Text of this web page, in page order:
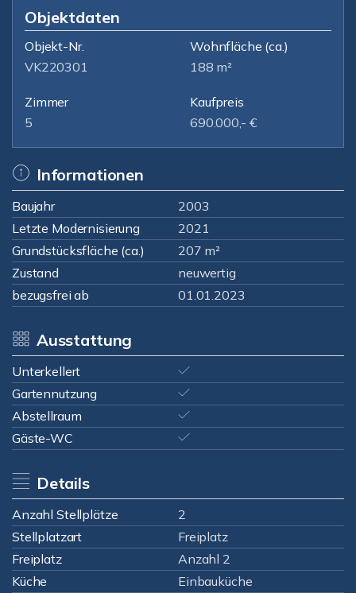
Objektdaten
Objekt-Nr.
VK220301
Wohnfläche (ca.)
188 m²
Zimmer
5
Kaufpreis
690.000,- €
Informationen
Baujahr
2003
Letzte Modernisierung
2021
Grundstücksfläche (ca.)
207 m²
Zustand
neuwertig
bezugsfrei ab
01.01.2023
Ausstattung
Unterkellert
Gartennutzung
Abstellraum
Gäste-WC
Details
Anzahl Stellplätze
2
Stellplatzart
Freiplatz
Freiplatz
Anzahl 2
Küche
Einbauküche